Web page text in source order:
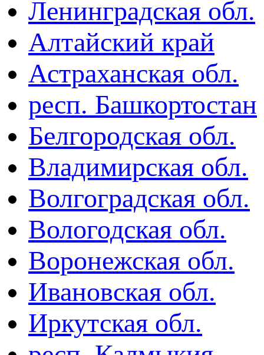
Ленинградская обл.
Алтайский край
Астраханская обл.
респ. Башкортостан
Белгородская обл.
Владимирская обл.
Волгоградская обл.
Вологодская обл.
Воронежская обл.
Ивановская обл.
Иркутская обл.